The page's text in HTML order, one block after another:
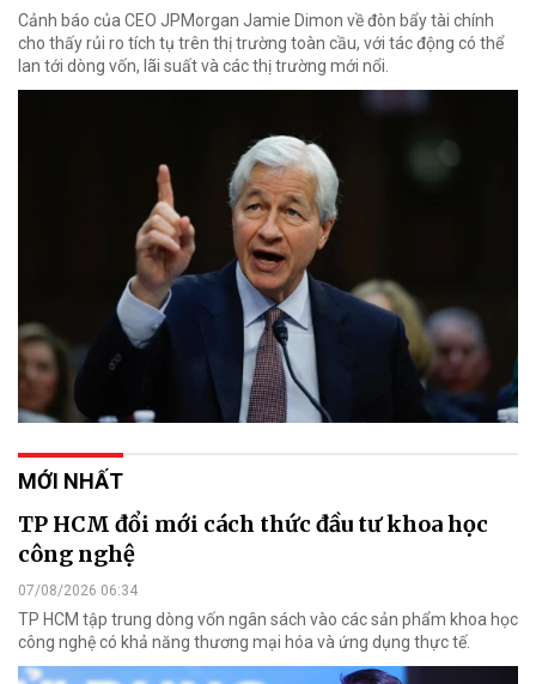
Cảnh báo của CEO JPMorgan Jamie Dimon về đòn bẩy tài chính
cho thấy rủi ro tích tụ trên thị trường toàn cầu, với tác động có thể
lan tới dòng vốn, lãi suất và các thị trường mới nổi.
MỚI NHẤT
TP HCM đổi mới cách thức đầu tư khoa học
công nghệ
07/08/2026 06:34
TP HCM tập trung dòng vốn ngân sách vào các sản phẩm khoa học
công nghệ có khả năng thương mại hóa và ứng dụng thực tế.